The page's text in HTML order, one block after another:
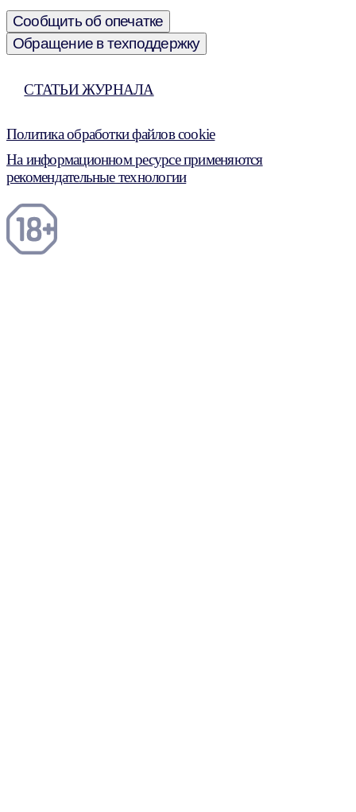
Сообщить об опечатке
Обращение в техподдержку
СТАТЬИ ЖУРНАЛА
Политика обработки файлов cookie
На информационном ресурсе применяются
рекомендательные технологии